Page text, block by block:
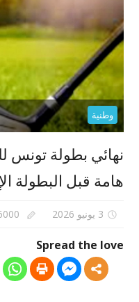
وطنية
نهائي بطولة تونس
هامة قبل البطولة
3 يونيو 2026
Spread the love